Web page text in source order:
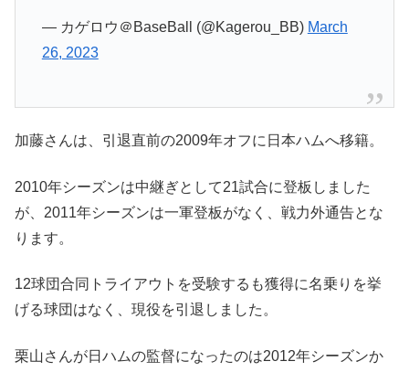
— カゲロウ＠BaseBall (@Kagerou_BB) March
26, 2023
加藤さんは、引退直前の2009年オフに日本ハムへ移籍。
2010年シーズンは中継ぎとして21試合に登板しました
が、2011年シーズンは一軍登板がなく、戦力外通告とな
ります。
12球団合同トライアウトを受験するも獲得に名乗りを挙
げる球団はなく、現役を引退しました。
栗山さんが日ハムの監督になったのは2012年シーズンか